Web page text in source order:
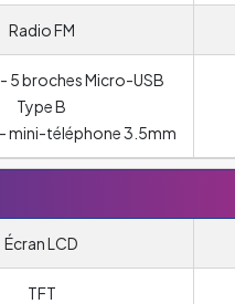
Radio FM
5 broches Micro-USB
Type B
mini-téléphone 3.5mm
Écran LCD
TFT